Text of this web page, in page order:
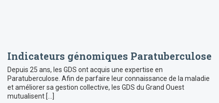
Indicateurs génomiques Paratuberculose
Depuis 25 ans, les GDS ont acquis une expertise en
Paratuberculose. Afin de parfaire leur connaissance de la maladie
et améliorer sa gestion collective, les GDS du Grand Ouest
mutualisent […]